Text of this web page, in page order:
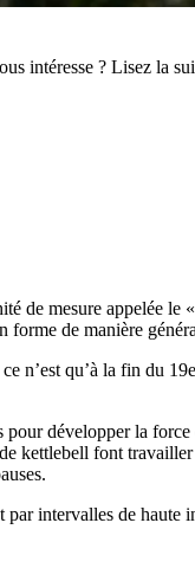
intéresse ? Lisez la
de mesure appelée le
forme de manière
qu’à la fin du
développer la
kettlebell font
intervalles de haute